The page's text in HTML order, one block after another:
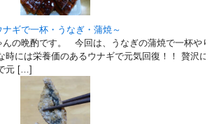
ギで一杯・うなぎ・蒲焼～
んの晩酌です。 今回は、うなぎの蒲焼で一杯や
時には栄養価のあるウナギで元気回復！！ 贅沢
元 […]